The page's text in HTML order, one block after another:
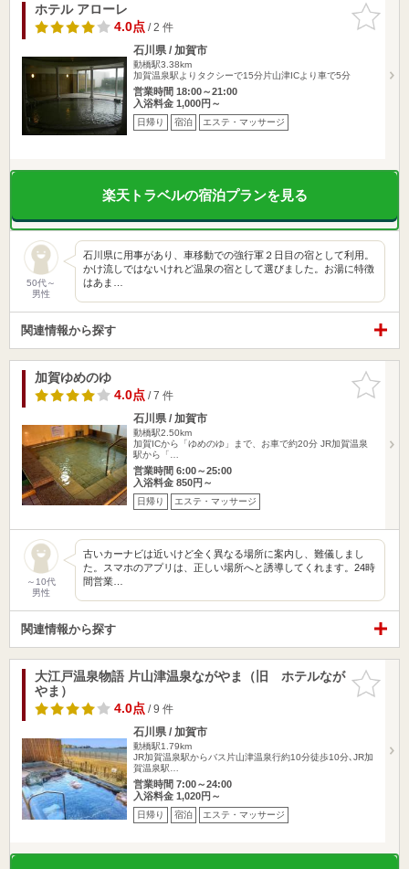
お気に入
りに追加
ホテル アローレ
4.0点/ 2 件
石川県 / 加賀市
動橋駅3.38km
加賀温泉駅よりタクシーで15分片山津ICより車で5分
営業時間 18:00～21:00
入浴料金 1,000円～
日帰り 宿泊 エステ・マッサージ
楽天トラベルの宿泊プランを見る
50代～
男性
石川県に用事があり、車移動での強行軍２日目の宿として利用。
かけ流しではないけれど温泉の宿として選びました。お湯に特徴
はあま…
関連情報から探す
お気に入
りに追加
加賀ゆめのゆ
4.0点/ 7 件
石川県 / 加賀市
動橋駅2.50km
加賀ICから「ゆめのゆ」まで、お車で約20分 JR加賀温泉
駅から「…
営業時間 6:00～25:00
入浴料金 850円～
日帰り エステ・マッサージ
～10代
男性
古いカーナビは近いけど全く異なる場所に案内し、難儀しまし
た。スマホのアプリは、正しい場所へと誘導してくれます。24時
間営業…
関連情報から探す
お気に入
りに追加
大江戸温泉物語 片山津温泉ながやま（旧 ホテルなが
やま）
4.0点/ 9 件
石川県 / 加賀市
動橋駅1.79km
JR加賀温泉駅からバス片山津温泉行約10分徒歩10分､JR加
賀温泉駅…
営業時間 7:00～24:00
入浴料金 1,020円～
日帰り 宿泊 エステ・マッサージ